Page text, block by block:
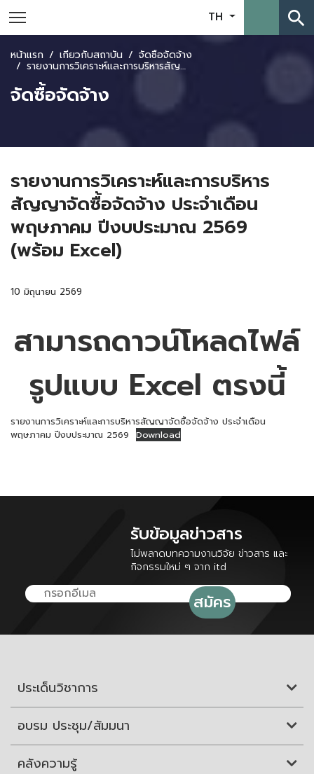
TH search
หน้าแรก เกี่ยวกับสถาบัน จัดซื้อจัดจ้าง
รายงานการวิเคราะห์และการบริหารสัญญาจัดซื้อจัดจ้าง ประจำเดือนพฤษภาคม ปีงบประมาณ 2569 (พร้อม Excel)
จัดซื้อจัดจ้าง
รายงานการวิเคราะห์และการบริหาร
สัญญาจัดซื้อจัดจ้าง ประจำเดือน
พฤษภาคม ปีงบประมาณ 2569
(พร้อม Excel)
10 มิถุนายน 2569
สามารถดาวน์โหลดไฟล์
รูปแบบ Excel ตรงนี้
รายงานการวิเคราะห์และการบริหารสัญญาจัดซื้อจัดจ้าง ประจำเดือน
พฤษภาคม ปีงบประมาณ 2569 Download
รับข้อมูลข่าวสาร
ไม่พลาดบทความงานวิจัย ข่าวสาร และ
กิจกรรมใหม่ ๆ จาก itd
ประเด็นวิชาการ
อบรม ประชุม/สัมมนา
คลังความรู้